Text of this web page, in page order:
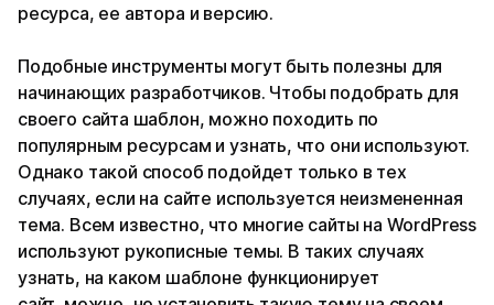
ресурса, ее автора и версию.
Подобные инструменты могут быть полезны для
начинающих разработчиков. Чтобы подобрать для
своего сайта шаблон, можно походить по
популярным ресурсам и узнать, что они используют.
Однако такой способ подойдет только в тех
случаях, если на сайте используется неизмененная
тема. Всем известно, что многие сайты на WordPress
используют рукописные темы. В таких случаях
узнать, на каком шаблоне функционирует